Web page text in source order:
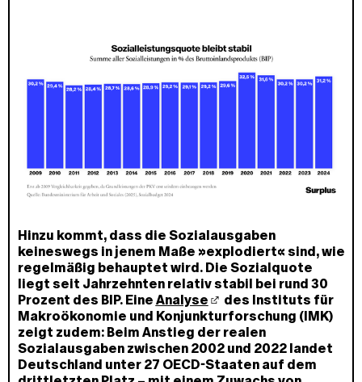
Hinzu kommt, dass die Sozialausgaben
keineswegs in jenem Maße »explodiert« sind, wie
regelmäßig behauptet wird. Die Sozialquote
liegt seit Jahrzehnten relativ stabil bei rund 30
Prozent des BIP. Eine Analyse
des Instituts für
Makroökonomie und Konjunkturforschung (IMK)
zeigt zudem: Beim Anstieg der realen
Sozialausgaben zwischen 2002 und 2022 landet
Deutschland unter 27 OECD-Staaten auf dem